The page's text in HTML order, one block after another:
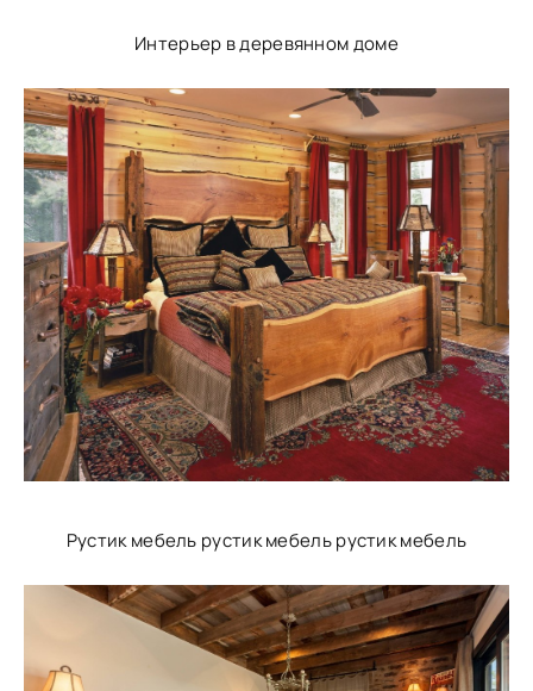
Интерьер в деревянном доме
Рустик мебель рустик мебель рустик мебель